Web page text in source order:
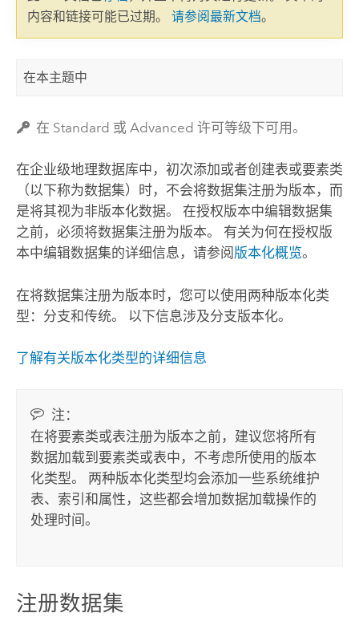
内容和链接可能已过期。 请参阅最新文档。
在本主题中
在 Standard 或 Advanced 许可等级下可用。
在企业级地理数据库中，初次添加或者创建表或要素类
（以下称为数据集）时，不会将数据集注册为版本，而
是将其视为非版本化数据。 在授权版本中编辑数据集
之前，必须将数据集注册为版本。 有关为何在授权版
本中编辑数据集的详细信息，请参阅 版本化概览。
在将数据集注册为版本时，您可以使用两种版本化类
型：分支和传统。 以下信息涉及分支版本化。
了解有关版本化类型的详细信息
注：
在将要素类或表注册为版本之前，建议您将所有
数据加载到要素类或表中，不考虑所使用的版本
化类型。 两种版本化类型均会添加一些系统维护
表、索引和属性，这些都会增加数据加载操作的
处理时间。
注册数据集